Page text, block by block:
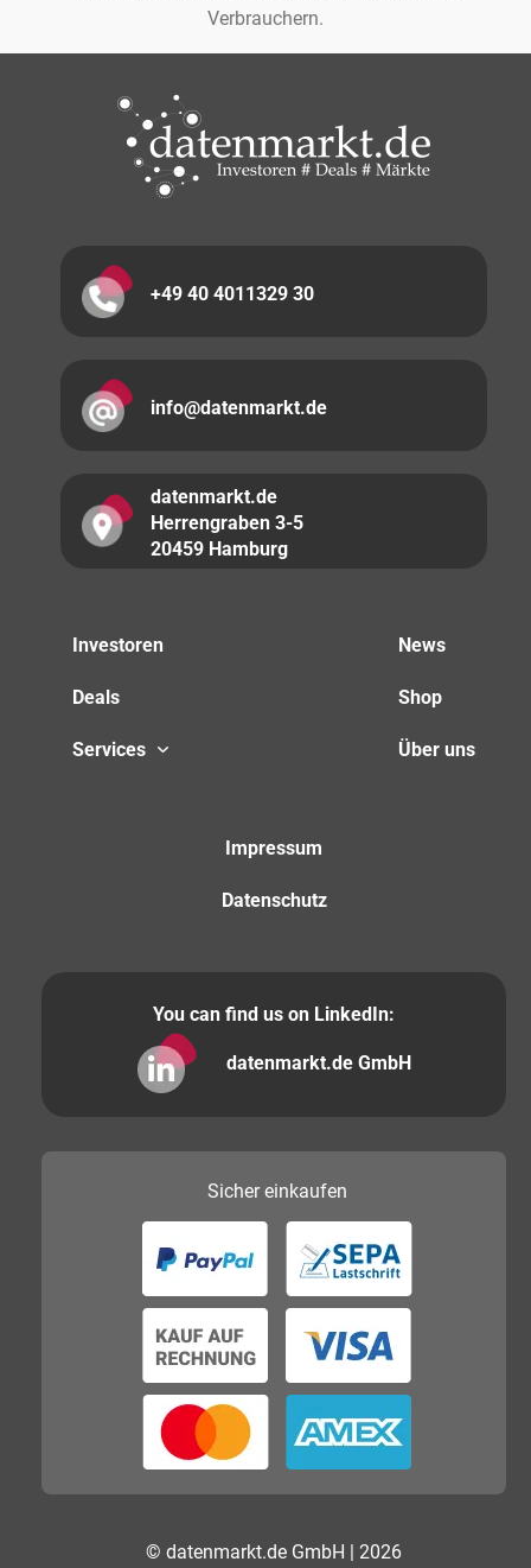
Verbrauchern.
+49 40 4011329 30
info@datenmarkt.de
datenmarkt.de
Herrengraben 3-5
20459 Hamburg
Investoren
Deals
Services
News
Shop
Über uns
Impressum
Datenschutz
You can find us on LinkedIn:
datenmarkt.de GmbH
Sichereinkaufen
© datenmarkt.de GmbH | 2026